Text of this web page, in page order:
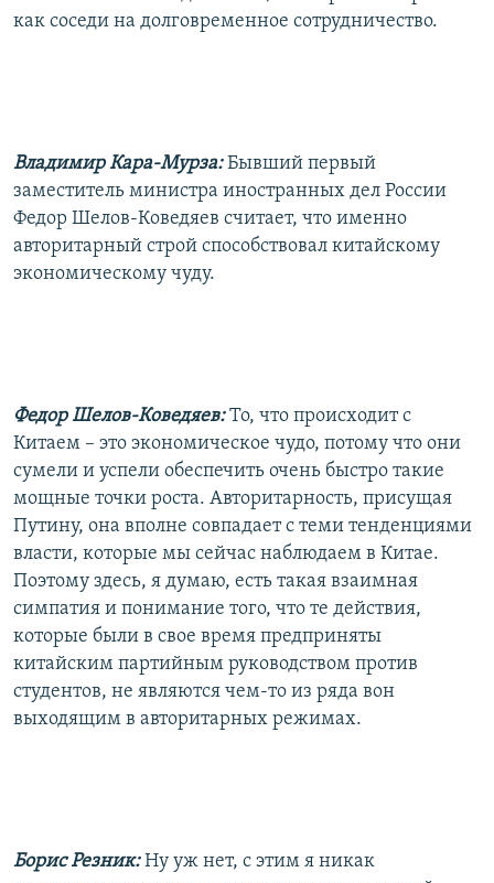
как соседи на долговременное сотрудничество.
Владимир Кара-Мурза:Бывший первый
заместитель министра иностранных дел России
Федор Шелов-Коведяев считает, что именно
авторитарный строй способствовал китайскому
экономическому чуду.
Федор Шелов-Коведяев:То, что происходит с
Китаем – это экономическое чудо, потому что они
сумели и успели обеспечить очень быстро такие
мощные точки роста. Авторитарность, присущая
Путину, она вполне совпадает с теми тенденциями
власти, которые мы сейчас наблюдаем в Китае.
Поэтому здесь, я думаю, есть такая взаимная
симпатия и понимание того, что те действия,
которые были в свое время предприняты
китайским партийным руководством против
студентов, не являются чем-то из ряда вон
выходящим в авторитарных режимах.
Борис Резник:Ну уж нет, с этим я никак